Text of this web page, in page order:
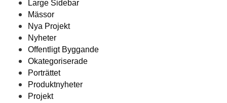
Large Sidebar
Mässor
Nya Projekt
Nyheter
Offentligt Byggande
Okategoriserade
Porträttet
Produktnyheter
Projekt